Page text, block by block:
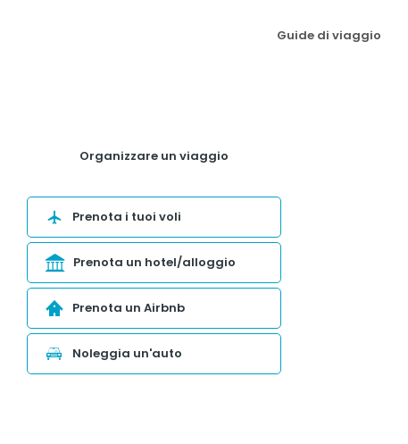
Guide di viaggio
Organizzare un viaggio
Prenota i tuoi voli
Prenota un hotel/alloggio
Prenota un Airbnb
Noleggia un'auto